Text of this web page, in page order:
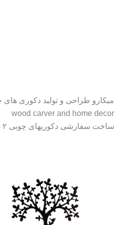
میکارو طراحی و تولید دکوری های
wood carver and home decor
ساخت سفارشی دکوریهای چوبی ۲ بعدی و ۳ بعدی